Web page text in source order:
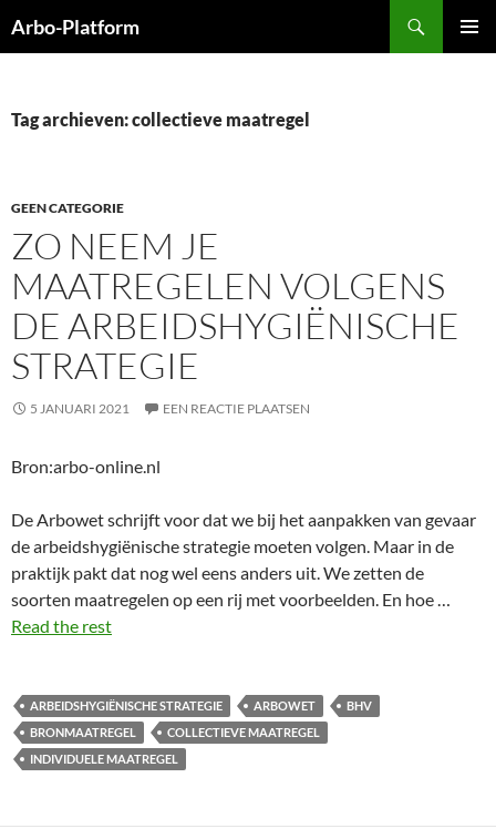
naar
Arbo-Platform
Tag archieven: collectieve maatregel
GEEN CATEGORIE
ZO NEEM JE
MAATREGELEN VOLGENS
DE ARBEIDSHYGIËNISCHE
STRATEGIE
5 JANUARI 2021 EEN REACTIE PLAATSEN
Bron:arbo-online.nl
De Arbowet schrijft voor dat we bij het aanpakken van gevaar
de arbeidshygiënische strategie moeten volgen. Maar in de
praktijk pakt dat nog wel eens anders uit. We zetten de
soorten maatregelen op een rij met voorbeelden. En hoe …
Read the rest
ARBEIDSHYGIËNISCHE STRATEGIE ARBOWET
BHV
BRONMAATREGEL
COLLECTIEVE MAATREGEL
INDIVIDUELE MAATREGEL